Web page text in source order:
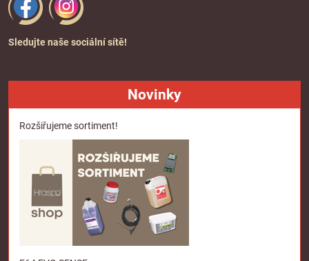
Sledujte naše sociální sítě!
Novinky
Rozšiřujeme sortiment!